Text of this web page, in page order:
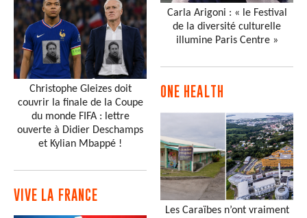
Christophe Gleizes doit
couvrir la finale de la Coupe
du monde FIFA : lettre
ouverte à Didier Deschamps
et Kylian Mbappé !
VIVE LA FRANCE
Carla Arigoni : « le Festival
de la diversité culturelle
illumine Paris Centre »
ONE HEALTH
Les Caraïbes n’ont vraiment